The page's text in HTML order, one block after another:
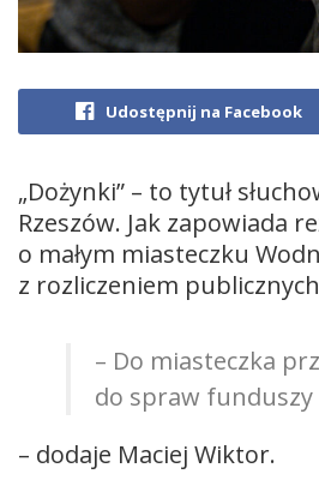
Udostępnij na Facebook
„Dożynki” – to tytuł
Rzeszów. Jak zapowiada
o małym miasteczku
z rozliczeniem
– Do miasteczka
do spraw funduszy
– dodaje Maciej Wiktor.